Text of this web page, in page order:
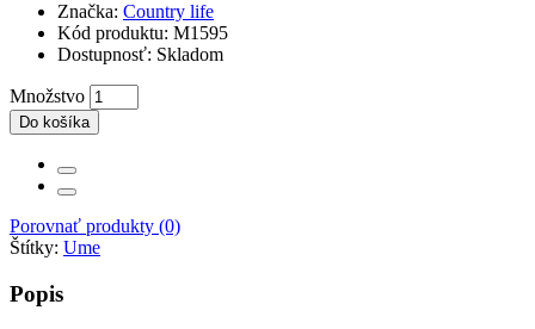
Značka: Country life
Kód produktu: M1595
Dostupnosť: Skladom
Množstvo
Do košíka
Porovnať produkty (0)
Štítky: Ume
Popis